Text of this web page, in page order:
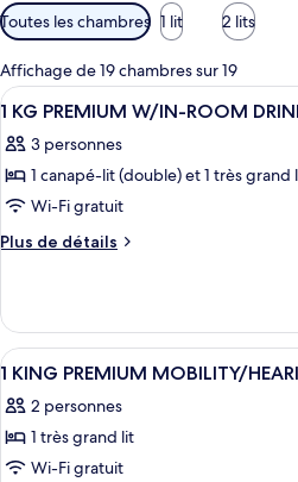
Filtres
disponibles
pour
les
chambres
Toutes les chambres 1 lit 2 lits
Affichage de 19 chambres sur 19
Afficher
toutes
les
photos
pour
ce
chambre :
KG
PREMIUM
W/IN-
ROOM
4
1 KG PREMIUM W/IN-ROOM
3 personnes
1 canapé-lit (double) et 1 très grand
Wi-Fi gratuit
Plus de détails
Plus
le
type
de
KG
W/IN-
Afficher
toutes
les
photos
pour
6
1 KING PREMIUM MOBILITY/
2 personnes
1 très grand lit
Wi-Fi gratuit